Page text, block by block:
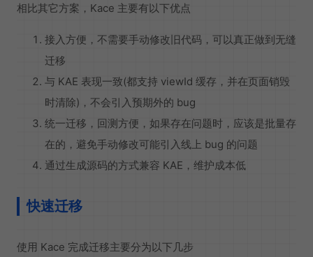
相比其它方案，Kace 主要有以下优点
接入方便，不需要手动修改旧代码，可以真正做到无缝
迁移
与 KAE 表现一致(都支持 viewId 缓存，并在页面销毁
时清除)，不会引入预期外的 bug
统一迁移，回测方便，如果存在问题时，应该是批量存
在的，避免手动修改可能引入线上 bug 的问题
通过生成源码的方式兼容 KAE，维护成本低
快速迁移
使用 Kace 完成迁移主要分为以下几步